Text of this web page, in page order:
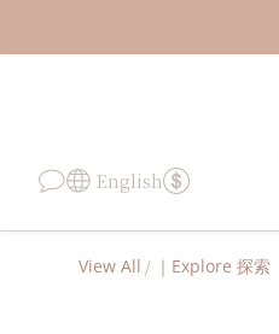
English
View All / ｜Explore 探索